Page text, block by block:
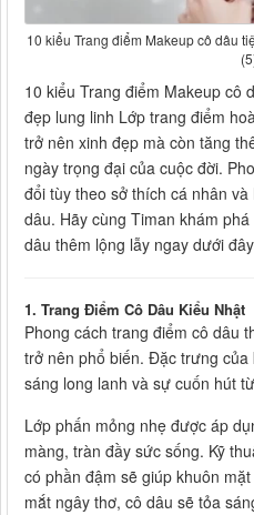
10 kiểu Trang điểm Makeup cô dâu
10 kiểu Trang điểm Makeup cô
đẹp lung linh Lớp trang điểm
trở nên xinh đẹp mà còn tăng
ngày trọng đại của cuộc đời.
đổi tùy theo sở thích cá nhân
dâu. Hãy cùng Timan khám
dâu thêm lộng lẫy ngay dưới
1. Trang Điểm Cô Dâu Kiểu Nhật
Phong cách trang điểm cô dâu
trở nên phổ biến. Đặc trưng
sáng long lanh và sự cuốn hút
Lớp phấn mỏng nhẹ được áp
màng, tràn đầy sức sống. Kỹ
có phần đậm sẽ giúp khuôn
mắt ngây thơ, cô dâu sẽ tỏa